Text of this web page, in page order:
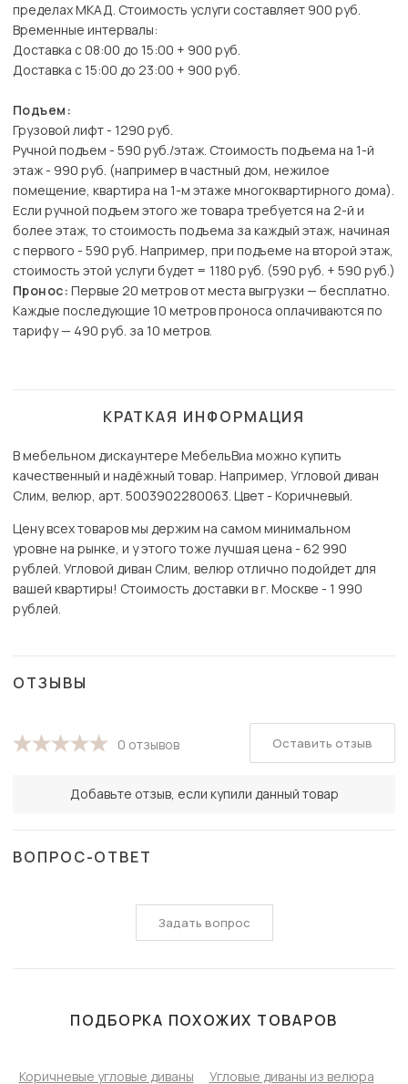
пределах МКАД. Стоимость услуги составляет 900 руб.
Временные интервалы:
Доставка с 08:00 до 15:00 + 900 руб.
Доставка с 15:00 до 23:00 + 900 руб.
Подъем:
Грузовой лифт - 1290 руб.
Ручной подъем - 590 руб./этаж. Стоимость подъема на 1-й
этаж - 990 руб. (например в частный дом, нежилое
помещение, квартира на 1-м этаже многоквартирного дома).
Если ручной подъем этого же товара требуется на 2-й и
более этаж, то стоимость подъема за каждый этаж, начиная
с первого - 590 руб. Например, при подъеме на второй этаж,
стоимость этой услуги будет = 1180 руб. (590 руб. + 590 руб.)
Пронос: Первые 20 метров от места выгрузки — бесплатно.
Каждые последующие 10 метров проноса оплачиваются по
тарифу — 490 руб. за 10 метров.
КРАТКАЯ ИНФОРМАЦИЯ
В мебельном дискаунтере МебельВиа можно купить
качественный и надёжный товар. Например, Угловой диван
Слим, велюр, арт. 5003902280063. Цвет - Коричневый.
Цену всех товаров мы держим на самом минимальном
уровне на рынке, и у этого тоже лучшая цена - 62 990
рублей. Угловой диван Слим, велюр отлично подойдет для
вашей квартиры! Стоимость доставки в г. Москве - 1 990
рублей.
ОТЗЫВЫ
0 отзывов
Добавьте отзыв, если купили данный товар
Оставить отзыв
ВОПРОС-ОТВЕТ
Задать вопрос
ПОДБОРКА ПОХОЖИХ ТОВАРОВ
Коричневые угловые диваны Угловые диваны из велюра